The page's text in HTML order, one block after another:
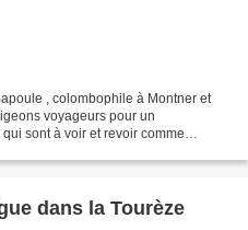
, colombophile à Montner et
voyageurs pour un
sont à voir et revoir comme
...
dans la Tourèze